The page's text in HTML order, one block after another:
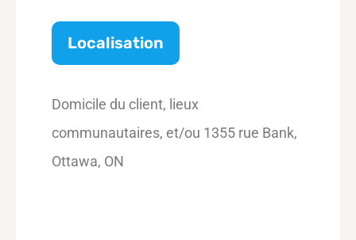
Localisation
Domicile du client, lieux
communautaires, et/ou 1355 rue Bank,
Ottawa, ON